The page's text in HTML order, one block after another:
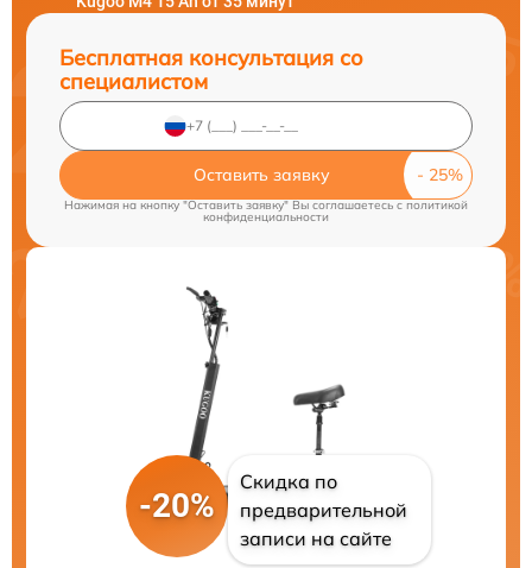
Бесплатная консультация со
специалистом
Оставить заявку
Нажимая на кнопку "Оставить заявку" Вы соглашаетесь cполитикой
конфиденциальности
-20%
Скидка по
предварительной
записи на сайте